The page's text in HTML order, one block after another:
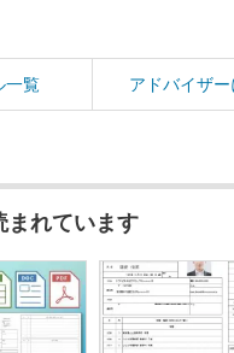
一覧 アドバイザ
まれています